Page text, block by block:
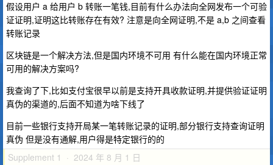
假设用户 a 给用户 b 转账一笔钱,目前有什么办法向全网发布一个可验
证证明,证明这比转账存在有效? 注意是向全网证明,不是 a,b 之间查看
转账记录
区块链是一个解决方法,但是国内环境不可用 有什么能在国内环境正常
可用的解决方案吗?
我查询了下,比如支付宝很早以前是支持开具收款证明,并提供验证证明
真伪的渠道的,后面不知道为啥下线了
目前一些银行支持开局某一笔转账记录的证明,部分银行支持查询证明
真伪 但是没有通解,用户得是特定银行的的
Supplement 1 · 2024 年 8 月 1 日